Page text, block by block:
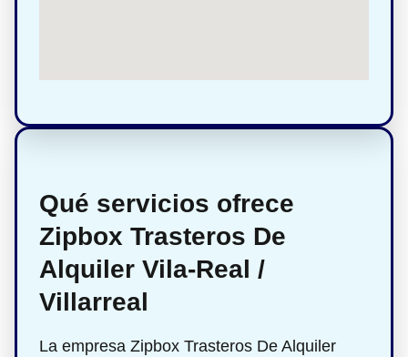
Qué servicios ofrece
Zipbox Trasteros De
Alquiler Vila-Real /
Villarreal
La empresa Zipbox Trasteros De Alquiler